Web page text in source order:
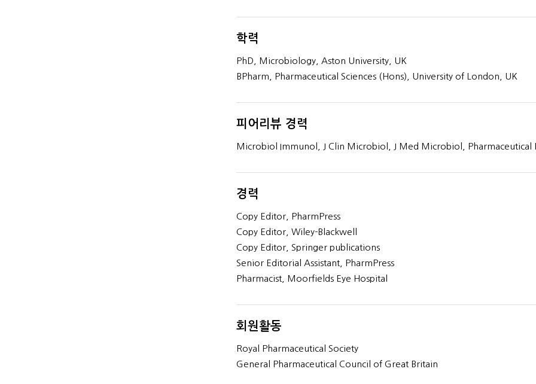
학력
PhD, Microbiology, Aston University, UK
BPharm, Pharmaceutical Sciences (Hons), University of London, UK
피어리뷰 경력
Microbiol Immunol, J Clin Microbiol, J Med Microbiol, Pharmaceutical
경력
Copy Editor, PharmPress
Copy Editor, Wiley-Blackwell
Copy Editor, Springer publications
Senior Editorial Assistant, PharmPress
Pharmacist, Moorfields Eye Hospital
회원활동
Royal Pharmaceutical Society
General Pharmaceutical Council of Great Britain